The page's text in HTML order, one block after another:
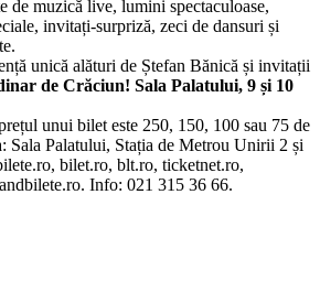
de muzică live, lumini spectaculoase,
invitați-surpriză, zeci de dansuri și
unică alături de Ștefan Bănică și invitații
de Crăciun! Sala Palatului, 9 și 10
unui bilet este 250, 150, 100 sau 75 de
Sala Palatului, Stația de Metrou Unirii 2 și
bilet.ro, blt.ro, ticketnet.ro,
Info: 021 315 36 66.